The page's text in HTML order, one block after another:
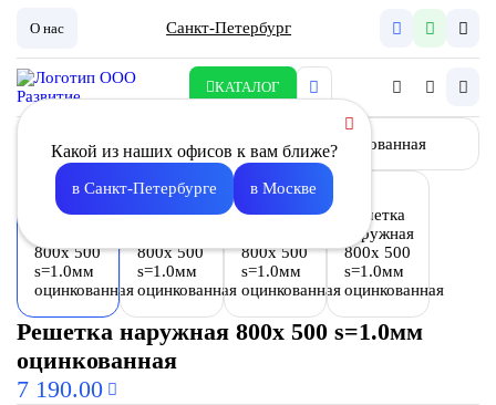
О нас Санкт-Петербург
КАТАЛОГ
Какой из наших офисов к вам ближе?
в Санкт-Петербурге в Москве
Решетка наружная 800х 500 s=1.0мм
оцинкованная
7 190.00